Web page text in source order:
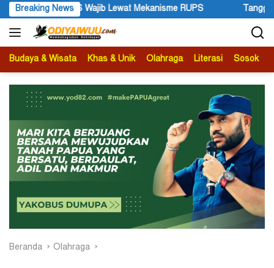
Langsung
ke
konten
Breaking News
Mekanisme RUPS Tanggapan Resmi Pemprov
Budaya & Wisata Khas & Unik Olahraga Literasi Sosok
Beranda Olahraga